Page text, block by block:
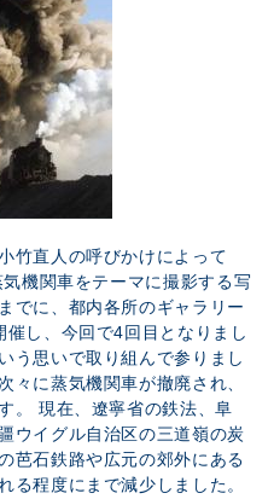
竹直人の呼びかけによって
機関車をテーマに撮影する写
でに、都内各所のギャラリー
し、今回で4回目となりまし
う思いで取り組んで参りまし
々に蒸気機関車が撤廃され、
。 現在、遼寧省の鉄法、阜
ウイグル自治区の三道嶺の炭
芭石鉄路や広元の郊外にある
る程度にまで減少しました。